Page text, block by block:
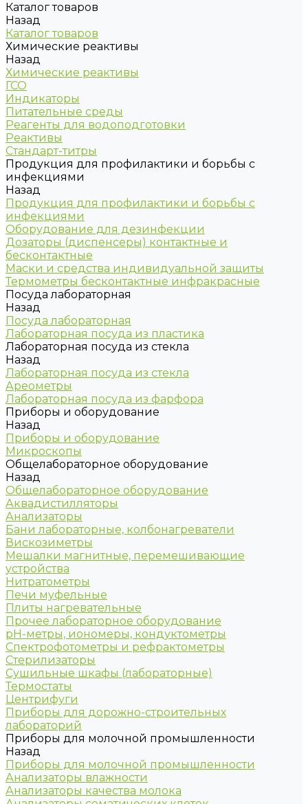
Каталог товаров
Назад
Каталог товаров
Химические реактивы
Назад
Химические реактивы
ГСО
Индикаторы
Питательные среды
Реагенты для водоподготовки
Реактивы
Стандарт-титры
Продукция для профилактики и борьбы с
инфекциями
Назад
Продукция для профилактики и борьбы с
инфекциями
Оборудование для дезинфекции
Дозаторы (диспенсеры) контактные и
бесконтактные
Маски и средства индивидуальной защиты
Термометры бесконтактные инфракрасные
Посуда лабораторная
Назад
Посуда лабораторная
Лабораторная посуда из пластика
Лабораторная посуда из стекла
Назад
Лабораторная посуда из стекла
Ареометры
Лабораторная посуда из фарфора
Приборы и оборудование
Назад
Приборы и оборудование
Микроскопы
Общелабораторное оборудование
Назад
Общелабораторное оборудование
Аквадистилляторы
Анализаторы
Бани лабораторные, колбонагреватели
Вискозиметры
Мешалки магнитные, перемешивающие
устройства
Нитратометры
Печи муфельные
Плиты нагревательные
Прочее лабораторное оборудование
рН-метры, иономеры, кондуктометры
Спектрофотометры и рефрактометры
Стерилизаторы
Сушильные шкафы (лабораторные)
Термостаты
Центрифуги
Приборы для дорожно-строительных
лабораторий
Приборы для молочной промышленности
Назад
Приборы для молочной промышленности
Анализаторы влажности
Анализаторы качества молока